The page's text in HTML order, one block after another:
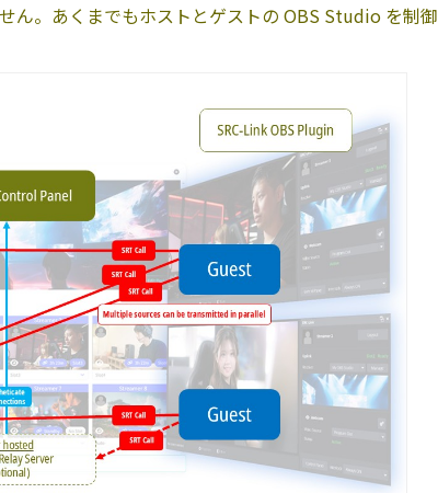
ん。あくまでもホストとゲストの OBS Studio を制御